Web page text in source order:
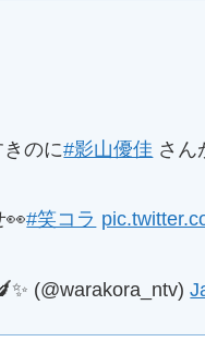
きのに#影山優佳 さん
👀#笑コラ
(@warakora_ntv)